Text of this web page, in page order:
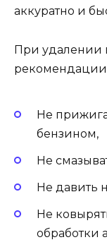
аккуратно и
При удалении
Не
бензином,
Не
Не давить
Не
обработки